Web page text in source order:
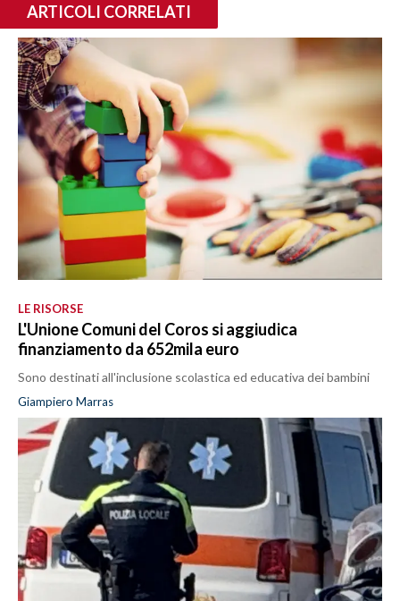
ARTICOLI CORRELATI
LE RISORSE
L'Unione Comuni del Coros si aggiudica
finanziamento da 652mila euro
Sono destinati all'inclusione scolastica ed educativa dei bambini
Giampiero Marras